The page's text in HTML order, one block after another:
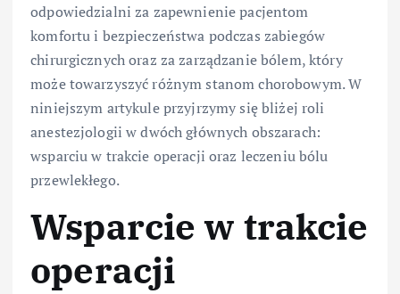
odpowiedzialni za zapewnienie pacjentom
komfortu i bezpieczeństwa podczas zabiegów
chirurgicznych oraz za zarządzanie bólem, który
może towarzyszyć różnym stanom chorobowym. W
niniejszym artykule przyjrzymy się bliżej roli
anestezjologii w dwóch głównych obszarach:
wsparciu w trakcie operacji oraz leczeniu bólu
przewlekłego.
Wsparcie w trakcie
operacji